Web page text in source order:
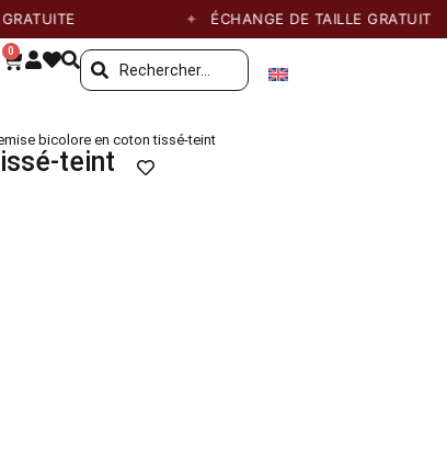
ÉCHANGE DE TAILLE GRATUIT
0
bicolore en coton tissé-teint
teint